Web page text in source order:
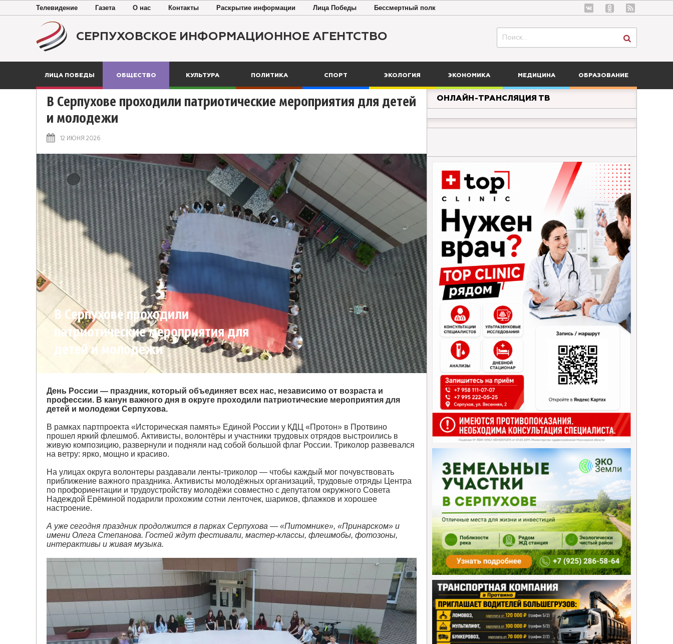
Телевидение Газета О нас Контакты Раскрытие информации Лица Победы Бессмертный полк
СЕРПУХОВСКОЕ ИНФОРМАЦИОННОЕ АГЕНТСТВО
ЛИЦА ПОБЕДЫ ОБЩЕСТВО КУЛЬТУРА ПОЛИТИКА СПОРТ ЭКОЛОГИЯ ЭКОНОМИКА МЕДИЦИНА ОБРАЗОВАНИЕ
В Серпухове проходили патриотические мероприятия для детей
и молодежи
12 ИЮНЯ 2026
В Серпухове проходили
патриотические мероприятия для
детей и молодежи
День России — праздник, который объединяет всех нас, независимо от возраста и
профессии. В канун важного дня в округе проходили патриотические мероприятия для
детей и молодежи Серпухова.
В рамках партпроекта «Историческая память» Единой России у КДЦ «Протон» в Протвино
прошел яркий флешмоб. Активисты, волонтёры и участники трудовых отрядов выстроились в
живую композицию, развернули и подняли над собой большой флаг России. Триколор развевался
на ветру: ярко, мощно и красиво.
На улицах округа волонтеры раздавали ленты-триколор — чтобы каждый мог почувствовать
приближение важного праздника. Активисты молодёжных организаций, трудовые отряды Центра
по профориентации и трудоустройству молодёжи совместно с депутатом окружного Совета
Надеждой Ерёминой подарили прохожим сотни ленточек, шариков, флажков и хорошее
настроение.
А уже сегодня праздник продолжится в парках Серпухова — «Питомнике», «Принарском» и
имени Олега Степанова. Гостей ждут фестивали, мастер-классы, флешмобы, фотозоны,
интерактивы и живая музыка.
ОНЛАЙН-ТРАНСЛЯЦИЯ ТВ